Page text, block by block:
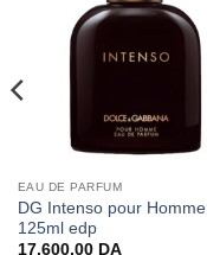
EAU DE PARFUM
DG Intenso pour Homme
125ml edp
17.600,00 DA